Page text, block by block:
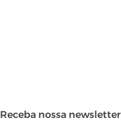
Receba nossa newsletter